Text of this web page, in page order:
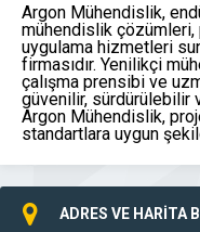
Argon Mühendislik,
mühendislik çözümleri,
uygulama hizmetleri
firmasıdır. Yenilikçi
çalışma prensibi ve
güvenilir, sürdürülebilir
Argon Mühendislik,
standartlara uygun
ADRES VE HARİTA